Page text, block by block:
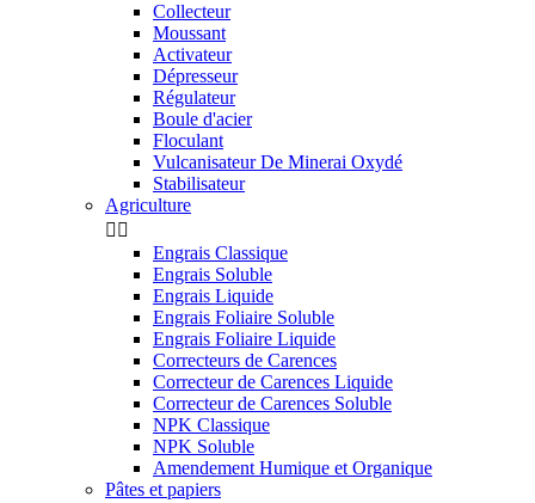
Collecteur
Moussant
Activateur
Dépresseur
Régulateur
Boule d'acier
Floculant
Vulcanisateur De Minerai Oxydé
Stabilisateur
Agriculture
 
Engrais Classique
Engrais Soluble
Engrais Liquide
Engrais Foliaire Soluble
Engrais Foliaire Liquide
Correcteurs de Carences
Correcteur de Carences Liquide
Correcteur de Carences Soluble
NPK Classique
NPK Soluble
Amendement Humique et Organique
Pâtes et papiers